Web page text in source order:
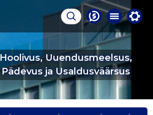
Hoolivus, Uuendusmeelsus,
Pädevus ja Usaldusväärsus